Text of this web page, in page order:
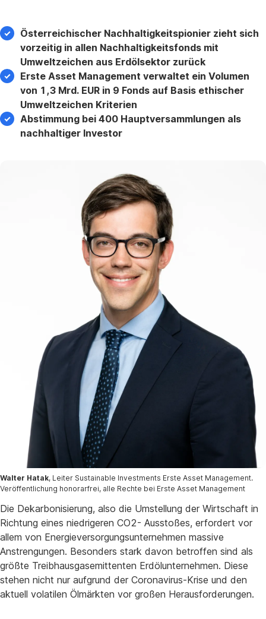
Österreichischer Nachhaltigkeitspionier zieht sich
vorzeitig in allen Nachhaltigkeitsfonds mit
Umweltzeichen aus Erdölsektor zurück
Erste Asset Management verwaltet ein Volumen
von 1,3 Mrd. EUR in 9 Fonds auf Basis ethischer
Umweltzeichen Kriterien
Abstimmung bei 400 Hauptversammlungen als
nachhaltiger Investor
Walter Hatak, Leiter Sustainable Investments Erste Asset Management.
Veröffentlichung honorarfrei, alle Rechte bei Erste Asset Management
Die Dekarbonisierung, also die Umstellung der Wirtschaft in
Richtung eines niedrigeren CO2- Ausstoßes, erfordert vor
allem von Energieversorgungsunternehmen massive
Anstrengungen. Besonders stark davon betroffen sind als
größte Treibhausgasemittenten Erdölunternehmen. Diese
stehen nicht nur aufgrund der Coronavirus-Krise und den
aktuell volatilen Ölmärkten vor großen Herausforderungen.